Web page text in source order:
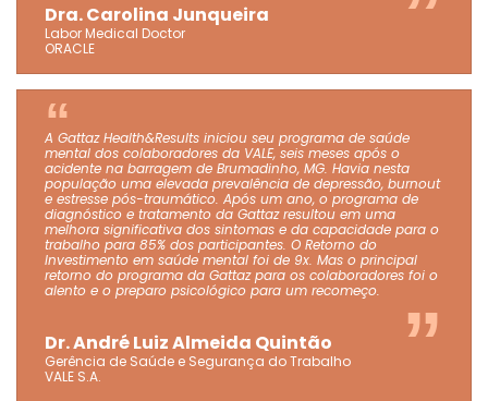
Dra. Carolina Junqueira
Labor Medical Doctor
ORACLE
A Gattaz Health&Results iniciou seu programa de saúde
mental dos colaboradores da VALE, seis meses após o
acidente na barragem de Brumadinho, MG. Havia nesta
população uma elevada prevalência de depressão, burnout
e estresse pós-traumático. Após um ano, o programa de
diagnóstico e tratamento da Gattaz resultou em uma
melhora significativa dos sintomas e da capacidade para o
trabalho para 85% dos participantes. O Retorno do
Investimento em saúde mental foi de 9x. Mas o principal
retorno do programa da Gattaz para os colaboradores foi o
alento e o preparo psicológico para um recomeço.
Dr. André Luiz Almeida Quintão
Gerência de Saúde e Segurança do Trabalho
VALE S.A.